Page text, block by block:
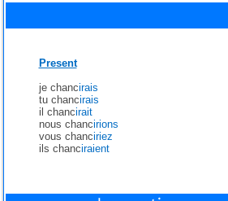
Present
je chancirais
tu chancirais
il chancirait
nous chancirions
vous chanciriez
ils chanciraient